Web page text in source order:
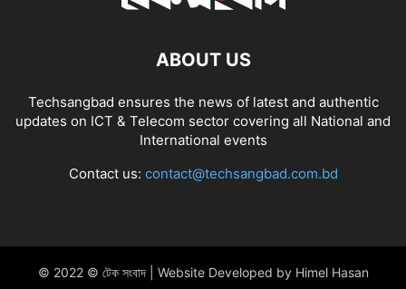
ABOUT US
Techsangbad ensures the news of latest and authentic
updates on ICT & Telecom sector covering all National and
International events
Contact us: contact@techsangbad.com.bd
© 2022 © টেক সংবাদ | Website Developed by Himel Hasan